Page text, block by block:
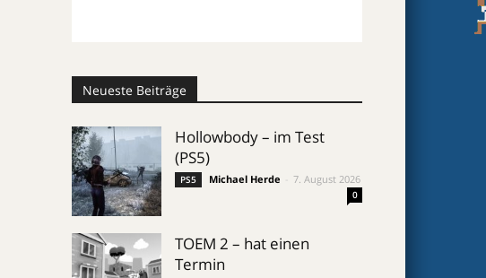
Neueste Beiträge
Hollowbody – im Test
(PS5)
PS5 Michael Herde 7. August 2026
0
TOEM 2 – hat einen
Termin